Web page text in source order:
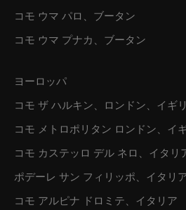
コモ ウマ パロ、ブータン
コモ ウマ プナカ、ブータン
ヨーロッパ
コモ ザ ハルキン、ロンドン、イギ
コモ メトロポリタン ロンドン、イ
コモ カステッロ デル ネロ、イタリ
ポデーレ サン フィリッポ、イタリ
コモ アルピナ ドロミテ、イタリア